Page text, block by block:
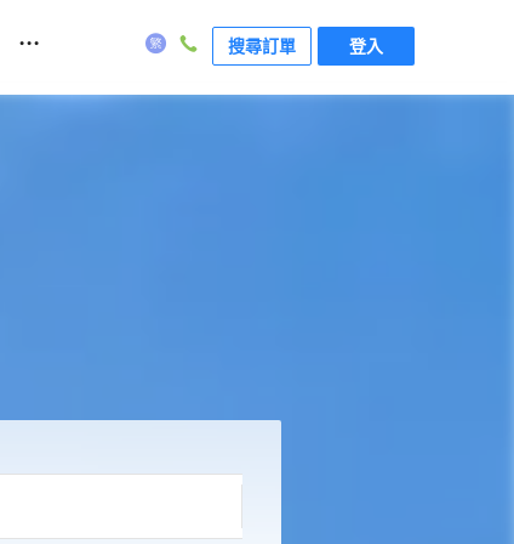
... 搜尋訂單 登入